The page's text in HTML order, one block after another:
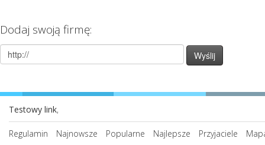
Dodaj swoją firmę:
Testowy link,
Regulamin Najnowsze Popularne Najlepsze Przyjaciele